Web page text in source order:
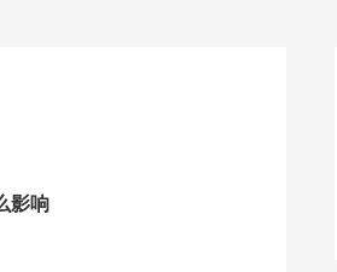
影响